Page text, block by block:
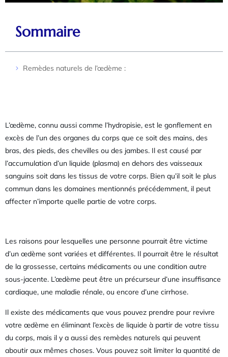
Sommaire
Remèdes naturels de l’œdème :
L’œdème, connu aussi comme l’hydropisie, est le gonflement en
excès de l’un des organes du corps que ce soit des mains, des
bras, des pieds, des chevilles ou des jambes. Il est causé par
l’accumulation d’un liquide (plasma) en dehors des vaisseaux
sanguins soit dans les tissus de votre corps. Bien qu’il soit le plus
commun dans les domaines mentionnés précédemment, il peut
affecter n’importe quelle partie de votre corps.
Les raisons pour lesquelles une personne pourrait être victime
d’un œdème sont variées et différentes. Il pourrait être le résultat
de la grossesse, certains médicaments ou une condition autre
sous-jacente. L’œdème peut être un précurseur d’une insuffisance
cardiaque, une maladie rénale, ou encore d’une cirrhose.
Il existe des médicaments que vous pouvez prendre pour revivre
votre œdème en éliminant l’excès de liquide à partir de votre tissu
du corps, mais il y a aussi des remèdes naturels qui peuvent
aboutir aux mêmes choses. Vous pouvez soit limiter la quantité de